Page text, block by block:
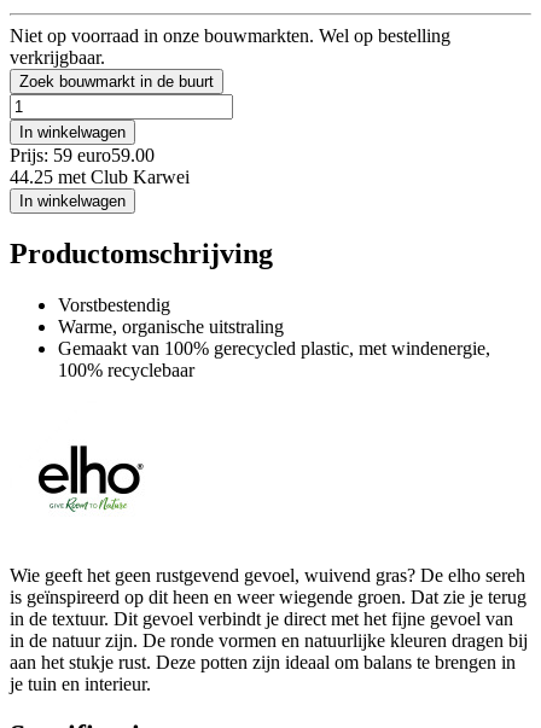
Niet op voorraad in onze bouwmarkten. Wel op bestelling
verkrijgbaar.
Zoek bouwmarkt in de buurt
In winkelwagen
Prijs: 59 euro59.00
44.25 met Club Karwei
In winkelwagen
Productomschrijving
Vorstbestendig
Warme, organische uitstraling
Gemaakt van 100% gerecycled plastic, met windenergie,
100% recyclebaar
Wie geeft het geen rustgevend gevoel, wuivend gras? De elho sereh
is geïnspireerd op dit heen en weer wiegende groen. Dat zie je terug
in de textuur. Dit gevoel verbindt je direct met het fijne gevoel van
in de natuur zijn. De ronde vormen en natuurlijke kleuren dragen bij
aan het stukje rust. Deze potten zijn ideaal om balans te brengen in
je tuin en interieur.